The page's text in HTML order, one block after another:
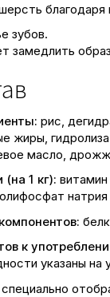
зубов.
замедлить
рис,
жиры,
масло,
(на 1 кг):
к
указаны
специально